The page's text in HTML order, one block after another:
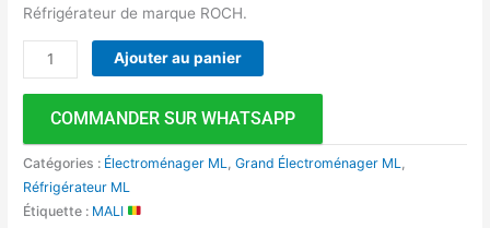
Réfrigérateur de marque ROCH.
Ajouter au panier
COMMANDER SUR WHATSAPP
Catégories : Électroménager ML ,Grand Électroménager ML
Réfrigérateur ML
Étiquette : MALI